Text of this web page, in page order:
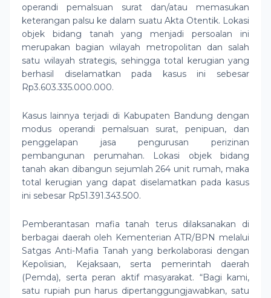
operandi pemalsuan surat dan/atau memasukan
keterangan palsu ke dalam suatu Akta Otentik. Lokasi
objek bidang tanah yang menjadi persoalan ini
merupakan bagian wilayah metropolitan dan salah
satu wilayah strategis, sehingga total kerugian yang
berhasil diselamatkan pada kasus ini sebesar
Rp3.603.335.000.000.
Kasus lainnya terjadi di Kabupaten Bandung dengan
modus operandi pemalsuan surat, penipuan, dan
penggelapan jasa pengurusan perizinan
pembangunan perumahan. Lokasi objek bidang
tanah akan dibangun sejumlah 264 unit rumah, maka
total kerugian yang dapat diselamatkan pada kasus
ini sebesar Rp51.391.343.500.
Pemberantasan mafia tanah terus dilaksanakan di
berbagai daerah oleh Kementerian ATR/BPN melalui
Satgas Anti-Mafia Tanah yang berkolaborasi dengan
Kepolisian, Kejaksaan, serta pemerintah daerah
(Pemda), serta peran aktif masyarakat. “Bagi kami,
satu rupiah pun harus dipertanggungjawabkan, satu